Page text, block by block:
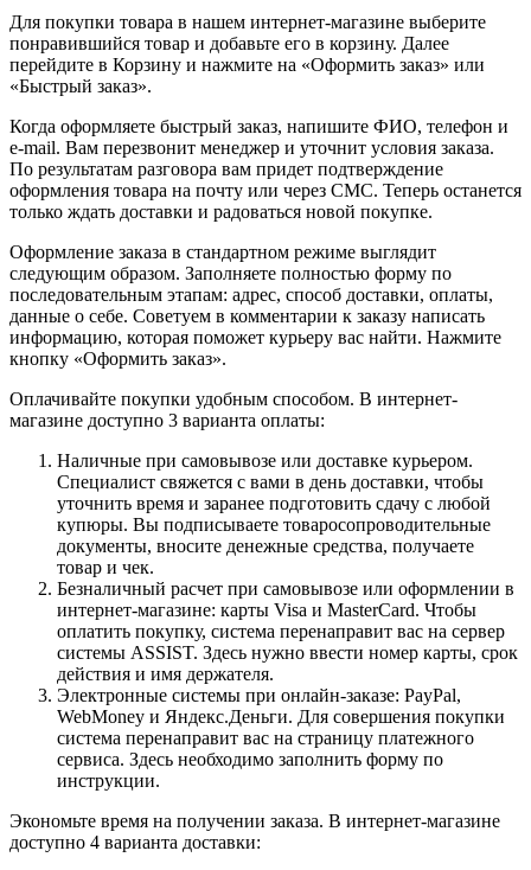
Для покупки товара в нашем интернет-магазине выберите
понравившийся товар и добавьте его в корзину. Далее
перейдите в Корзину и нажмите на «Оформить заказ» или
«Быстрый заказ».
Когда оформляете быстрый заказ, напишите ФИО, телефон и
e-mail. Вам перезвонит менеджер и уточнит условия заказа.
По результатам разговора вам придет подтверждение
оформления товара на почту или через СМС. Теперь останется
только ждать доставки и радоваться новой покупке.
Оформление заказа в стандартном режиме выглядит
следующим образом. Заполняете полностью форму по
последовательным этапам: адрес, способ доставки, оплаты,
данные о себе. Советуем в комментарии к заказу написать
информацию, которая поможет курьеру вас найти. Нажмите
кнопку «Оформить заказ».
Оплачивайте покупки удобным способом. В интернет-
магазине доступно 3 варианта оплаты:
Наличные при самовывозе или доставке курьером.
Специалист свяжется с вами в день доставки, чтобы
уточнить время и заранее подготовить сдачу с любой
купюры. Вы подписываете товаросопроводительные
документы, вносите денежные средства, получаете
товар и чек.
Безналичный расчет при самовывозе или оформлении в
интернет-магазине: карты Visa и MasterCard. Чтобы
оплатить покупку, система перенаправит вас на сервер
системы ASSIST. Здесь нужно ввести номер карты, срок
действия и имя держателя.
Электронные системы при онлайн-заказе: PayPal,
WebMoney и Яндекс.Деньги. Для совершения покупки
система перенаправит вас на страницу платежного
сервиса. Здесь необходимо заполнить форму по
инструкции.
Экономьте время на получении заказа. В интернет-магазине
доступно 4 варианта доставки: